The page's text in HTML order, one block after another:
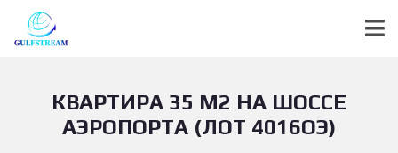
КВАРТИРА 35 М2 НА ШОССЕ
АЭРОПОРТА (ЛОТ 4016ОЭ)